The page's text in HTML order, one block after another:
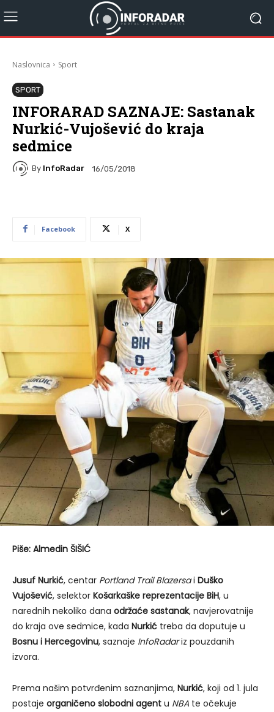
Naslovnica Sport
SPORT
INFORARAD SAZNAJE: Sastanak
Nurkić-Vujošević do kraja
sedmice
By InfoRadar 16/05/2018
Facebook X
Piše: Almedin ŠIŠIĆ
Jusuf Nurkić, centar Portland Trail Blazersai Duško
Vujošević, selektor Košarkaške reprezentacije BiH, u
narednih nekoliko dana održaće sastanak, navjerovatnije
do kraja ove sedmice, kada Nurkić treba da doputuje u
Bosnu i Hercegovinu, saznaje InfoRadariz pouzdanih
izvora.
Prema našim potvrđenim saznanjima, Nurkić, koji od 1. jula
postaje organičeno slobodni agent u NBA te očekuje